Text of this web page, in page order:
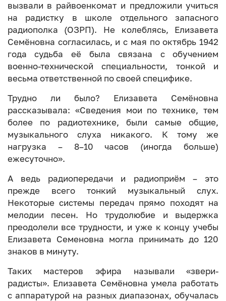
вызвали в райвоенкомат и предложили учиться
на радистку в школе отдельного запасного
радиополка (ОЗРП). Не колеблясь, Елизавета
Семёновна согласилась, и с мая по октябрь 1942
года судьба её была связана с обучением
военно-технической специальности, тонкой и
весьма ответственной по своей специфике.
Трудно ли было? Елизавета Семёновна
рассказывала: «Сведения мои по технике, тем
более по радиотехнике, были самые общие,
музыкального слуха никакого. К тому же
нагрузка – 8–10 часов (иногда больше)
ежесуточно».
А ведь радиопередачи и радиоприём – это
прежде всего тонкий музыкальный слух.
Некоторые системы передач прямо походят на
мелодии песен. Но трудолюбие и выдержка
преодолели все трудности, и уже к концу учебы
Елизавета Семеновна могла принимать до 120
знаков в минуту.
Таких мастеров эфира называли «звери-
радисты». Елизавета Семёновна умела работать
с аппаратурой на разных диапазонах, обучалась